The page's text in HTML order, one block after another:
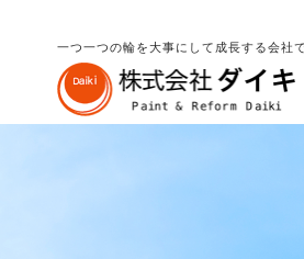
一つ一つの輪を大事にして成長する会社